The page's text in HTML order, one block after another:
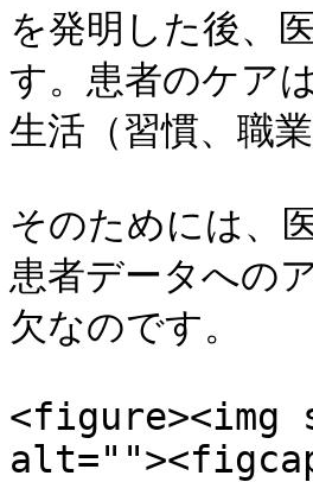
を発明した後、
す。患者のケア
生活（習慣、職
そのためには、
患者データへの
欠なのです。
<figure><img